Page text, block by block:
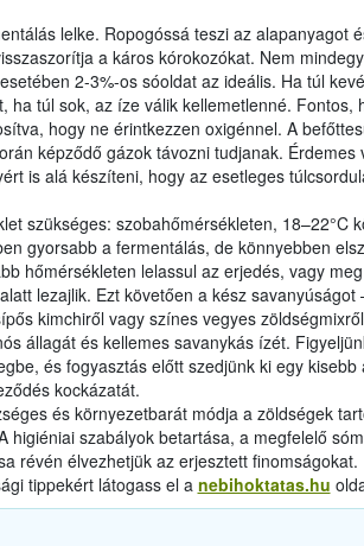
lelke. Ropogóssá teszi az alapanyagot
a káros kórokozókat. Nem
2-3%-os sóoldat az ideális. Ha túl
ha túl sok, az íze válik kellemetlenné. Fontos,
hogy ne érintkezzen oxigénnel. A
képződő gázok távozni tudjanak. Érdemes
is alá készíteni, hogy az esetleges
szükséges: szobahőmérsékleten, 18–22°C
gyorsabb a fermentálás, de könnyebben
hőmérsékleten lelassul az erjedés, vagy
lezajlik. Ezt követően a kész savanyúságot
kimchiről vagy színes vegyes
állagát és kellemes savanykás ízét.
és fogyasztás előtt szedjünk ki egy
kockázatát.
és környezetbarát módja a zöldségek
higiéniai szabályok betartása, a megfelelő
révén élvezhetjük az erjesztett finomságokat.
tippekért látogass el a nebihoktatas.hu